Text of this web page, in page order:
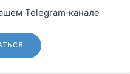
Telegram‑канале